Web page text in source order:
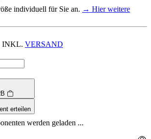
individuell für Sie an. → Hier weitere
INKL. VERSAND
erteilen
werden geladen ...